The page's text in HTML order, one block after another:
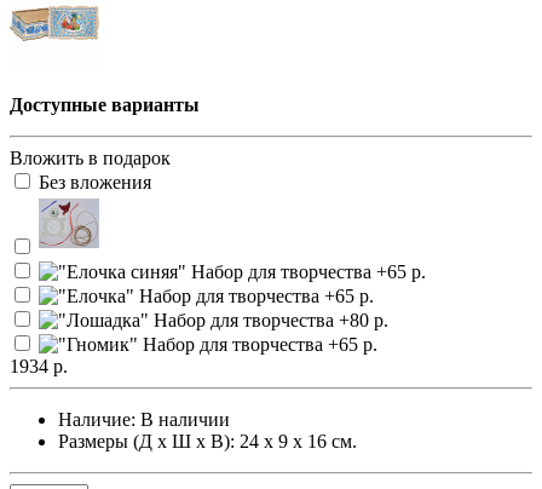
Доступные варианты
Вложить в подарок
Без вложения
1934 р.
Наличие: В наличии
Размеры (Д х Ш х В): 24 х 9 х 16 см.